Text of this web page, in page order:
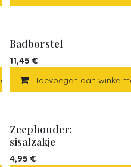
Badborstel
11,45 €
Toevoegen aan
Zeephouder:
sisalzakje
4,95 €